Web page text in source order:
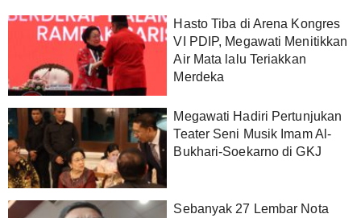
Hasto Tiba di Arena Kongres
VI PDIP, Megawati Menitikkan
Air Mata lalu Teriakkan
Merdeka
Megawati Hadiri Pertunjukan
Teater Seni Musik Imam Al-
Bukhari-Soekarno di GKJ
Sebanyak 27 Lembar Nota